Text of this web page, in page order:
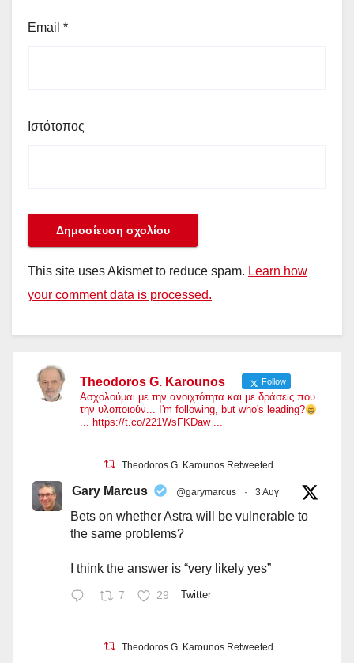
Email *
Ιστότοπος
This site uses Akismet to reduce spam. Learn how
your comment data is processed.
Theodoros G. Karounos Follow
Ασχολούμαι με την ανοιχτότητα και με δράσεις που
την υλοποιούν... I'm following, but who's leading?
... https://t.co/221WsFKDaw ...
Theodoros G. Karounos Retweeted
Gary Marcus @garymarcus · 3 Αυγ
Bets on whether Astra will be vulnerable to
the same problems?
I think the answer is “very likely yes”
7 29 Twitter
Theodoros G. Karounos Retweeted